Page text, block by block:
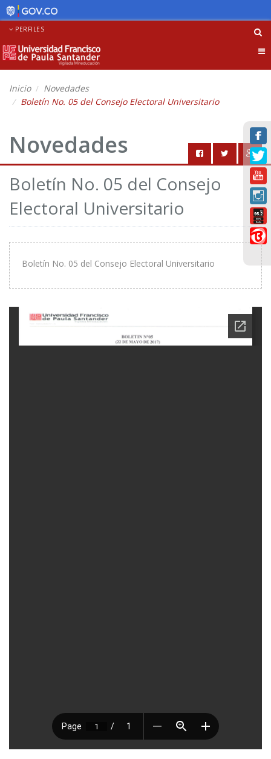
PERFILES
Inicio
Novedades
Boletín No. 05 del Consejo Electoral Universitario
Novedades
Boletín No. 05 del Consejo
Electoral Universitario
Boletín No. 05 del Consejo Electoral Universitario